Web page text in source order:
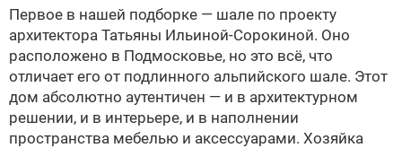
Первое в нашей подборке — шале по проекту
архитектора Татьяны Ильиной-Сорокиной. Оно
расположено в Подмосковье, но это всё, что
отличает его от подлинного альпийского шале. Этот
дом абсолютно аутентичен — и в архитектурном
решении, и в интерьере, и в наполнении
пространства мебелью и аксессуарами. Хозяйка